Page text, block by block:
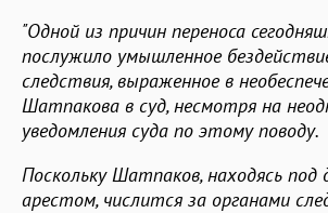
"Одной из причин переноса
послужило умышленное
следствия, выраженное в
Шатпакова в суд, несмотря на
уведомления суда по этому поводу.
Поскольку Шатпаков, находясь
арестом, числится за органами